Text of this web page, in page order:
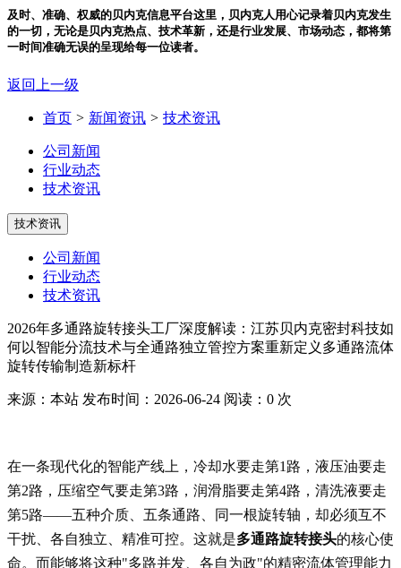
及时、准确、权威的贝内克信息平台这里，贝内克人用心记录着贝内克发生
的一切，无论是贝内克热点、技术革新，还是行业发展、市场动态，都将第
一时间准确无误的呈现给每一位读者。
返回上一级
首页 > 新闻资讯 > 技术资讯
公司新闻
行业动态
技术资讯
技术资讯
公司新闻
行业动态
技术资讯
2026年多通路旋转接头工厂深度解读：江苏贝内克密封科技如
何以智能分流技术与全通路独立管控方案重新定义多通路流体
旋转传输制造新标杆
来源：本站 发布时间：2026-06-24 阅读：0 次
在一条现代化的智能产线上，冷却水要走第1路，液压油要走
第2路，压缩空气要走第3路，润滑脂要走第4路，清洗液要走
第5路——五种介质、五条通路、同一根旋转轴，却必须互不
干扰、各自独立、精准可控。这就是多通路旋转接头的核心使
命。而能够将这种"多路并发、各自为政"的精密流体管理能力